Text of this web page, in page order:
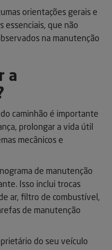
orientações gerais e
essenciais, que não
na manutenção
a
caminhão é importante
prolongar a vida útil
mecânicos e
de manutenção
Isso inclui trocas
ar, filtro de combustível,
de manutenção
do seu veículo